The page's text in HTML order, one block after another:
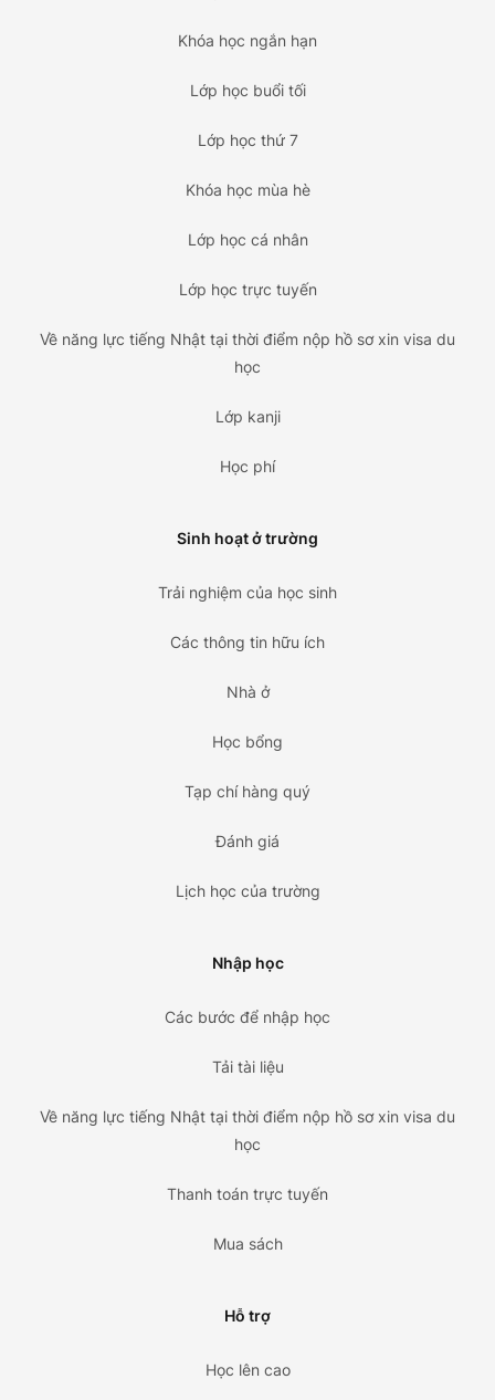
Khóa học ngắn hạn
Lớp học buổi tối
Lớp học thứ 7
Khóa học mùa hè
Lớp học cá nhân
Lớp học trực tuyến
Về năng lực tiếng Nhật tại thời điểm nộp hồ sơ xin visa du
học
Lớp kanji
Học phí
Sinh hoạt ở trường
Trải nghiệm của học sinh
Các thông tin hữu ích
Nhà ở
Học bổng
Tạp chí hàng quý
Đánh giá
Lịch học của trường
Nhập học
Các bước để nhập học
Tải tài liệu
Về năng lực tiếng Nhật tại thời điểm nộp hồ sơ xin visa du
học
Thanh toán trực tuyến
Mua sách
Hỗ trợ
Học lên cao